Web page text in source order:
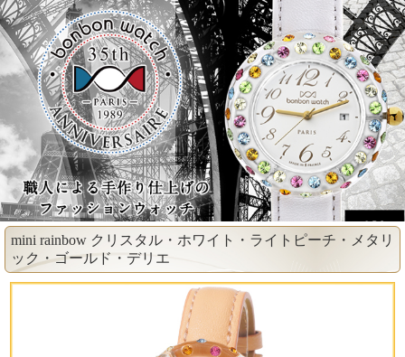
mini rainbow クリスタル・ホワイト・ライトピーチ・メタリ
ック・ゴールド・デリエ